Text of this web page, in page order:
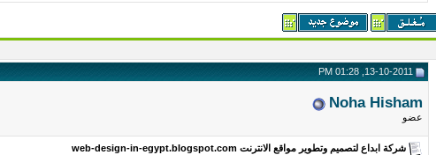
Noha Hisham
عضو
شركة ابداع لتصميم وتطوير مواقع الانترنت web-design-in-egypt.blogspot.com